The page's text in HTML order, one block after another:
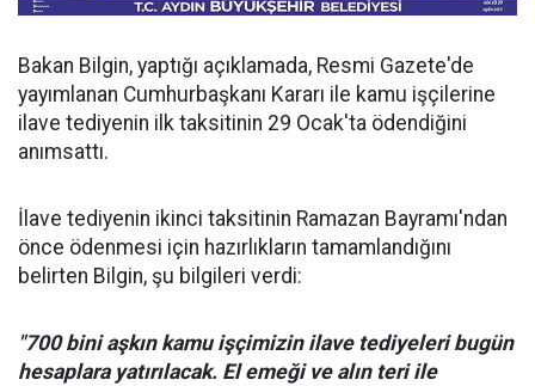
Bakan Bilgin, yaptığı açıklamada, Resmi Gazete'de
yayımlanan Cumhurbaşkanı Kararı ile kamu işçilerine
ilave tediyenin ilk taksitinin 29 Ocak'ta ödendiğini
anımsattı.
İlave tediyenin ikinci taksitinin Ramazan Bayramı'ndan
önce ödenmesi için hazırlıkların tamamlandığını
belirten Bilgin, şu bilgileri verdi:
"700 bini aşkın kamu işçimizin ilave tediyeleri bugün
hesaplara yatırılacak. El emeği ve alın teri ile